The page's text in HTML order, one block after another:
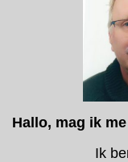
Hallo, mag ik
Ik